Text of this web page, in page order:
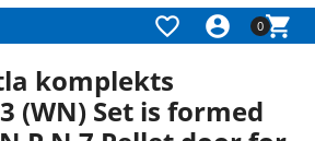
0


komplekts
3 (WN) Set is formed